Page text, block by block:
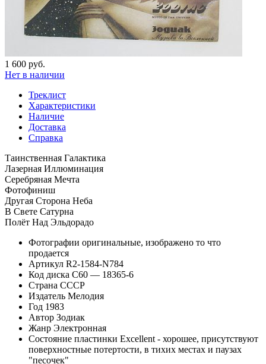
1 600 руб.
Нет в наличии
Треклист
Характеристики
Наличие
Доставка
Справка
Таинственная Галактика
Лазерная Иллюминация
Серебряная Мечта
Фотофиниш
Другая Сторона Неба
В Свете Сатурна
Полёт Над Эльдорадо
Фотографии оригинальные, изображено то что
продается
Артикул R2-1584-N784
Код диска C60 — 18365-6
Страна СССР
Издатель Мелодия
Год 1983
Автор Зодиак
Жанр Электронная
Состояние пластинки Excellent - хорошее, присутствуют
поверхностные потертости, в тихих местах и паузах
"песочек"